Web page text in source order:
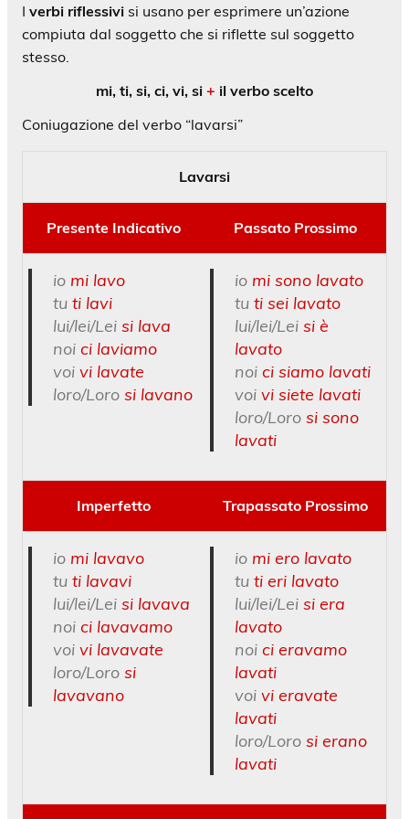
I verbi riflessivi si usano per esprimere un’azione
compiuta dal soggetto che si riflette sul soggetto
stesso.
mi, ti, si, ci, vi, si + il verbo scelto
Coniugazione del verbo “lavarsi”
Lavarsi
Presente Indicativo Passato Prossimo
io mi lavo
tu ti lavi
lui/lei/Lei si lava
noi ci laviamo
voi vi lavate
loro/Loro si lavano
io mi sono lavato
tu ti sei lavato
lui/lei/Lei si è
lavato
noi ci siamo lavati
voivi siete lavati
loro/Loro si sono
lavati
Imperfetto Trapassato Prossimo
io mi lavavo
tuti lavavi
lui/lei/Lei si lavava
noici lavavamo
voi vi lavavate
loro/Loro si
lavavano
io mi ero lavato
tuti eri lavato
lui/lei/Lei si era
lavato
noi ci eravamo
lavati
voi vi eravate
lavati
loro/Loro si erano
lavati